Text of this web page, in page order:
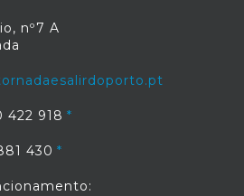
nº7 A
422 918
430